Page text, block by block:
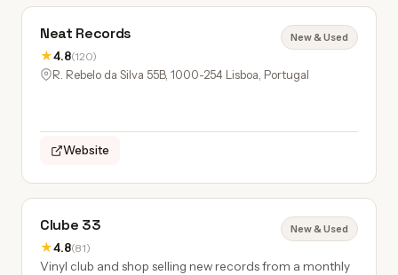
Neat Records
★4.8(120)
New & Used
R. Rebelo da Silva 55B, 1000-254 Lisboa, Portugal
Website
Clube 33
★4.8(81)
New & Used
Vinyl club and shop selling new records from a monthly